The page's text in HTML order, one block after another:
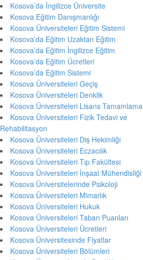
Kosova’da İngilizce Üniversite
Kosova Eğitim Danışmanlığı
Kosova Üniversiteleri Eğitim Sistemi
Kosova’da Eğitim Uzaktan Eğitim
Kosova’da Eğitim İngilizce Eğitim
Kosova’da Eğitim Ücretleri
Kosova’da Eğitim Sistemi
Kosova Üniversiteleri Geçiş
Kosova Üniversiteleri Denklik
Kosova Üniversiteleri Lisans Tamamlama
Kosova Üniversiteleri Fizik Tedavi ve
Rehabilitasyon
Kosova Üniversiteleri Diş Hekimliği
Kosova Üniversiteleri Eczacılık
Kosova Üniversiteleri Tıp Fakültesi
Kosova Üniversiteleri İnşaat Mühendisliği
Kosova Üniversitelerinde Psikoloji
Kosova Üniversiteleri Mimarlık
Kosova Üniversiteleri Hukuk
Kosova Üniversiteleri Taban Puanları
Kosova Üniversiteleri Ücretleri
Kosova Üniversitesinde Fiyatlar
Kosova Üniversiteleri Bölümleri